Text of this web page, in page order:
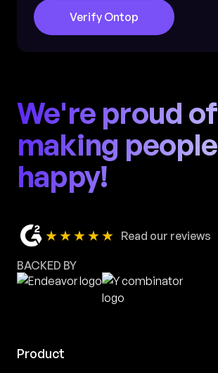
Verify Ontop
We're proud of
making people
happy!
★★★★★ Read our reviews
BACKED BY
Product